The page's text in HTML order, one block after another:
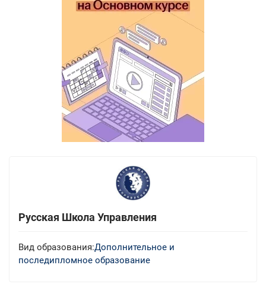
Русская Школа Управления
Вид образования:Дополнительное и
последипломное образование